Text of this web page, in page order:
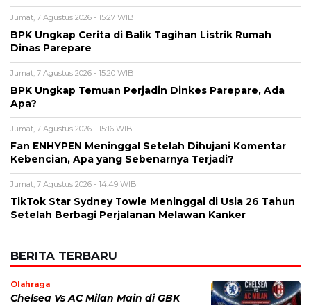
Jumat, 7 Agustus 2026 - 15:27 WIB
BPK Ungkap Cerita di Balik Tagihan Listrik Rumah
Dinas Parepare
Jumat, 7 Agustus 2026 - 15:20 WIB
BPK Ungkap Temuan Perjadin Dinkes Parepare, Ada
Apa?
Jumat, 7 Agustus 2026 - 15:16 WIB
Fan ENHYPEN Meninggal Setelah Dihujani Komentar
Kebencian, Apa yang Sebenarnya Terjadi?
Jumat, 7 Agustus 2026 - 14:49 WIB
TikTok Star Sydney Towle Meninggal di Usia 26 Tahun
Setelah Berbagi Perjalanan Melawan Kanker
BERITA TERBARU
Olahraga
Chelsea Vs AC Milan Main di GBK